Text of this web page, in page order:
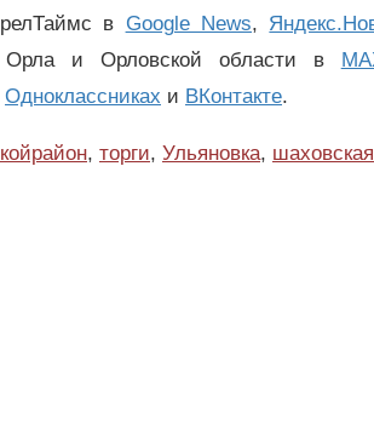
в Google News,
Орла и Орловской области в
Одноклассниках и ВКонтакте.
, торги, Ульяновка,